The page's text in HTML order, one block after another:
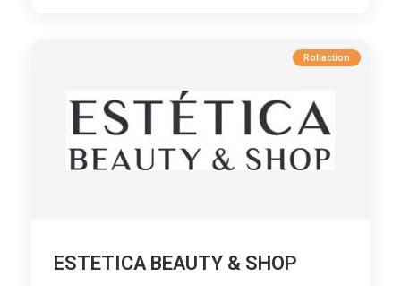
Rollaction
ESTETICA BEAUTY & SHOP